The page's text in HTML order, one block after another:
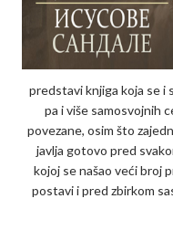
predstavi knjiga koja se i
pa i više samosvojnih
povezane, osim što
javlja gotovo pred
kojoj se našao veći broj
postavi i pred zbirkom